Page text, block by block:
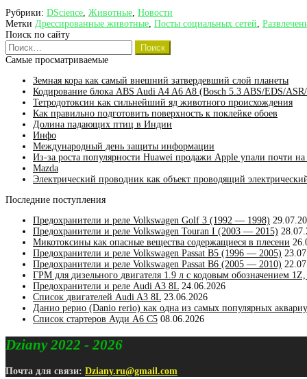
России
учит
играть
на
губной
гармошке
Рубрики: DScience Животные Новости
Метки Дрессированные животные Посты социальных сетей
Поиск по сайту
Найти:
Самые просматриваемые
Земная кора как самый внешний затвердевший слой планеты
Кодирование блока ABS Audi A4 A6 A8 (Bosch 5.3 ABS/EDS/
Тетродотоксин как сильнейший яд животного происхождения
Как правильно подготовить поверхность к поклейке обоев
Долина падающих птиц в Индии
Инфо
Международный день защиты информации
Из-за роста популярности Huawei продажи Apple упали почти на
Mazda
Электрический проводник как объект проводящий
Последние поступления
Предохранители и реле Volkswagen Golf 3 (1992 — 1998)
Предохранители и реле Volkswagen Touran I (2003 — 2015)
Микотоксины как опасные вещества содержащиеся в плесени
Предохранители и реле Volkswagen Passat B5 (1996 — 2005)
Предохранители и реле Volkswagen Passat B6 (2005 — 2010)
ГРМ для дизельного двигателя 1.9 л с кодовым обозначением
Предохранители и реле Audi A3 8L 24.06.2026
Список двигателей Audi A3 8L 23.06.2026
Данио рерио (Danio rerio) как одна из самых популярных
Список стартеров Ауди А6 С5 08.06.2026
Dziany 2022 - 2026
Почта для связи: Dziany.ru@gmail.com